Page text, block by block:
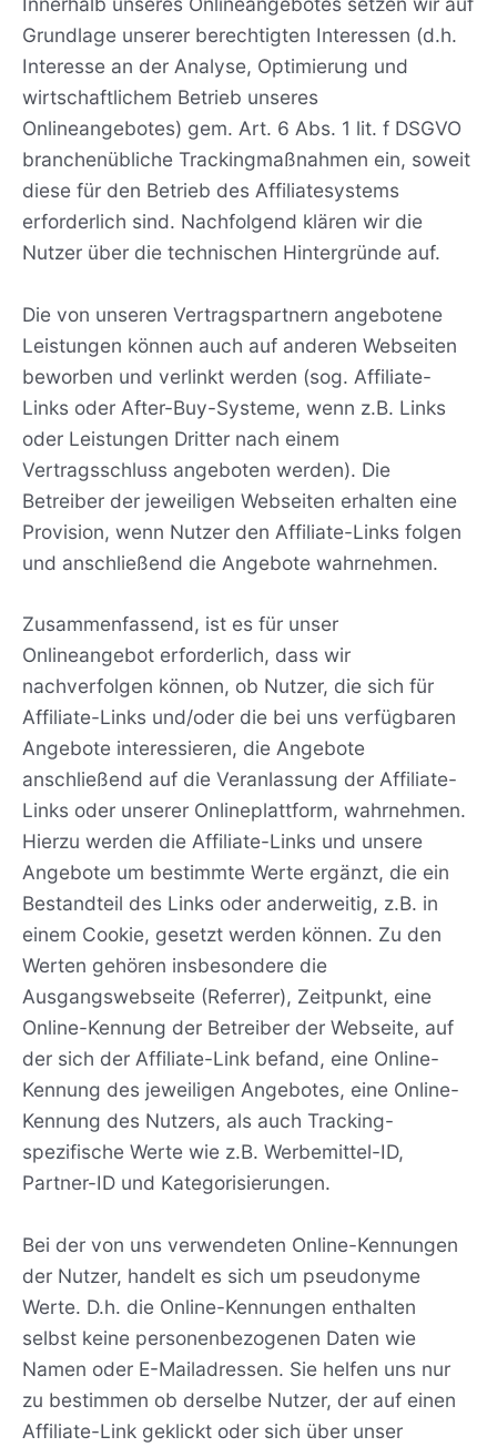
Grundlage unserer berechtigten Interessen (d.h.
Interesse an der Analyse, Optimierung und
wirtschaftlichem Betrieb unseres
Onlineangebotes) gem. Art. 6 Abs. 1 lit. f DSGVO
branchenübliche Trackingmaßnahmen ein, soweit
diese für den Betrieb des Affiliatesystems
erforderlich sind. Nachfolgend klären wir die
Nutzer über die technischen Hintergründe auf.
Die von unseren Vertragspartnern angebotene
Leistungen können auch auf anderen Webseiten
beworben und verlinkt werden (sog. Affiliate-
Links oder After-Buy-Systeme, wenn z.B. Links
oder Leistungen Dritter nach einem
Vertragsschluss angeboten werden). Die
Betreiber der jeweiligen Webseiten erhalten eine
Provision, wenn Nutzer den Affiliate-Links folgen
und anschließend die Angebote wahrnehmen.
Zusammenfassend, ist es für unser
Onlineangebot erforderlich, dass wir
nachverfolgen können, ob Nutzer, die sich für
Affiliate-Links und/oder die bei uns verfügbaren
Angebote interessieren, die Angebote
anschließend auf die Veranlassung der Affiliate-
Links oder unserer Onlineplattform, wahrnehmen.
Hierzu werden die Affiliate-Links und unsere
Angebote um bestimmte Werte ergänzt, die ein
Bestandteil des Links oder anderweitig, z.B. in
einem Cookie, gesetzt werden können. Zu den
Werten gehören insbesondere die
Ausgangswebseite (Referrer), Zeitpunkt, eine
Online-Kennung der Betreiber der Webseite, auf
der sich der Affiliate-Link befand, eine Online-
Kennung des jeweiligen Angebotes, eine Online-
Kennung des Nutzers, als auch Tracking-
spezifische Werte wie z.B. Werbemittel-ID,
Partner-ID und Kategorisierungen.
Bei der von uns verwendeten Online-Kennungen
der Nutzer, handelt es sich um pseudonyme
Werte. D.h. die Online-Kennungen enthalten
selbst keine personenbezogenen Daten wie
Namen oder E-Mailadressen. Sie helfen uns nur
zu bestimmen ob derselbe Nutzer, der auf einen
Affiliate-Link geklickt oder sich über unser